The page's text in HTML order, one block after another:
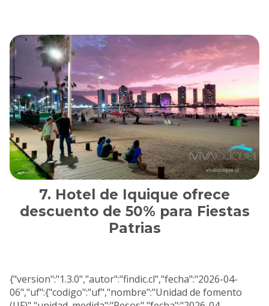
Hotel de Iquique ofrece
descuento de 50% para Fiestas
Patrias
{"version":"1.3.0","autor":"findic.cl","fecha":"2026-04-
06","uf":{"codigo":"uf","nombre":"Unidad de fomento